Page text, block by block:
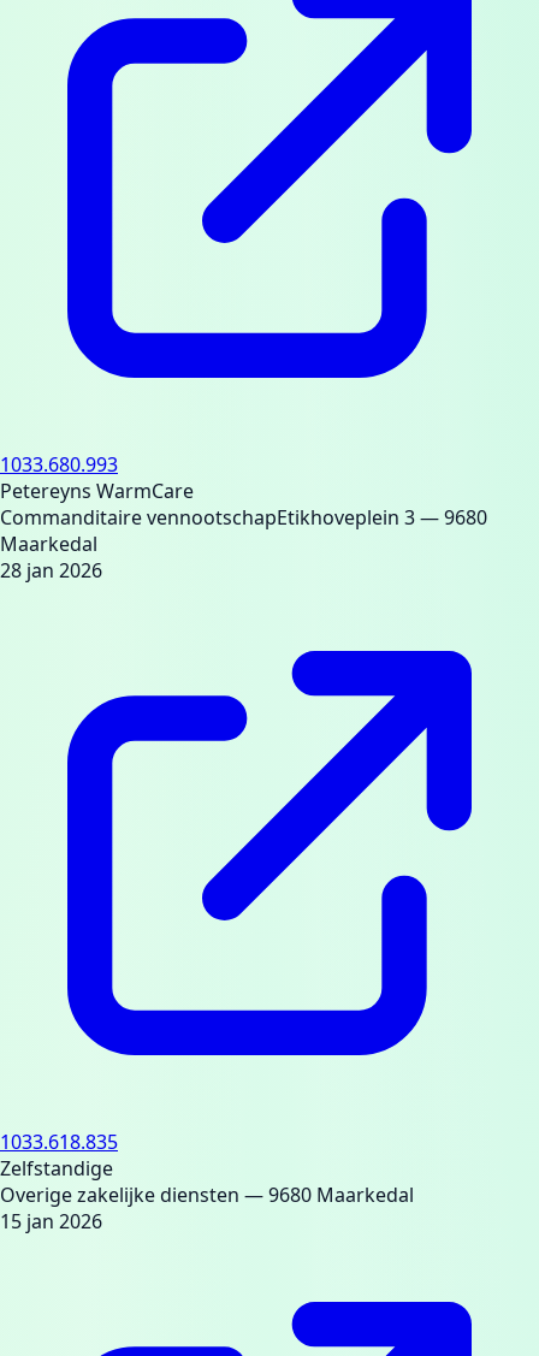
1033.680.993
Petereyns WarmCare
Commanditaire vennootschapEtikhoveplein 3— 9680
Maarkedal
28 jan 2026
1033.618.835
Zelfstandige
Overige zakelijke diensten — 9680 Maarkedal
15 jan 2026